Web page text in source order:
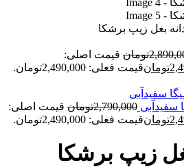
بغل زيپ برشکا
تومان قیمت اصلی:
تومانقیمت فعلی: 2,490,000تومان.
سفيدآبی 2,790,000تومان قیمت اصلی:
تومانقیمت فعلی: 2,490,000تومان.
زيپ برشکا